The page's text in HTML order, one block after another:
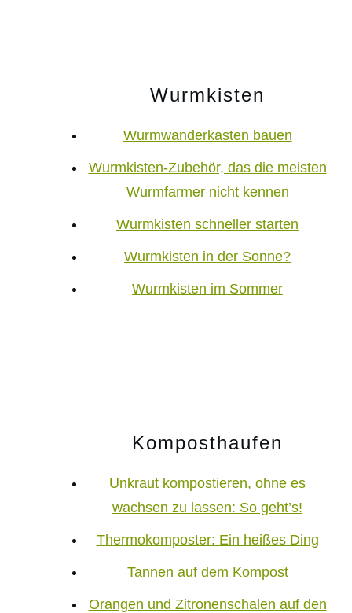
Wurmkisten
Wurmwanderkasten bauen
Wurmkisten-Zubehör, das die meisten
Wurmfarmer nicht kennen
Wurmkisten schneller starten
Wurmkisten in der Sonne?
Wurmkisten im Sommer
Komposthaufen
Unkraut kompostieren, ohne es
wachsen zu lassen: So geht’s!
Thermokomposter: Ein heißes Ding
Tannen auf dem Kompost
Orangen und Zitronenschalen auf den